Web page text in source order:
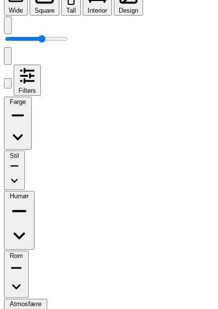
Wide Square Tall Interior Design
Filters
Farge
Stil
Humør
Rom
Atmosfære